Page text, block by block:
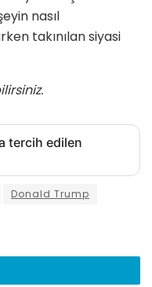
nasıl
takınılan siyasi
tercih edilen
Donald Trump